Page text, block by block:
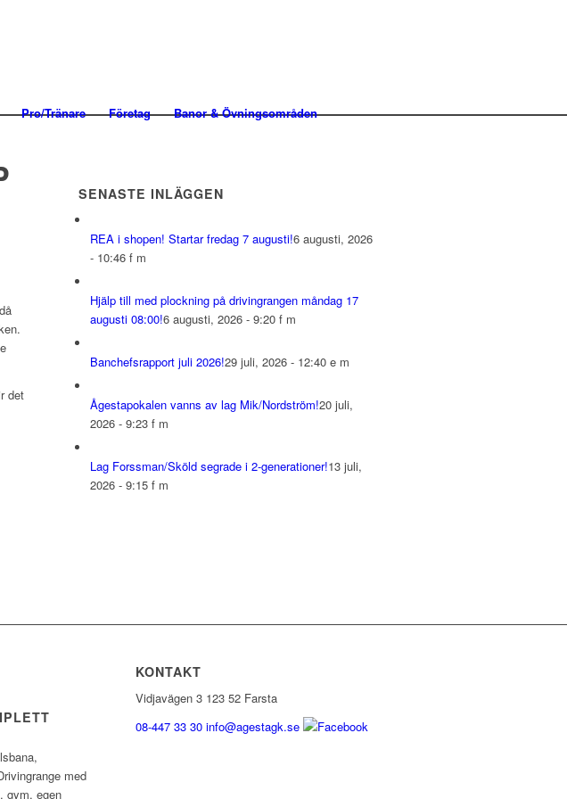
Pro/Tränare Företag Banor & Övningsområden
det
SENASTE INLÄGGEN
REA i shopen! Startar fredag 7 augusti!6 augusti, 2026
- 10:46 f m
‍Hjälp till med plockning på drivingrangen måndag 17
augusti 08:00!6 augusti, 2026 - 9:20 f m
Banchefsrapport juli 2026!29 juli, 2026 - 12:40 e m
Ågestapokalen vanns av lag Mik/Nordström!20 juli,
2026 - 9:23 f m
Lag Forssman/Sköld segrade i 2-generationer!13 juli,
2026 - 9:15 f m
med
gym, egen
KONTAKT
Vidjavägen 3 123 52 Farsta
08-447 33 30 info@agestagk.se Facebook